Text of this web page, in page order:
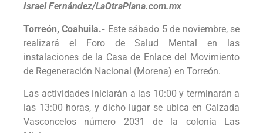
Israel Fernández/LaOtraPlana.com.mx
Torreón, Coahuila.- Este sábado 5 de noviembre, se
realizará el Foro de Salud Mental en las
instalaciones de la Casa de Enlace del Movimiento
de Regeneración Nacional (Morena) en Torreón.
Las actividades iniciarán a las 10:00 y terminarán a
las 13:00 horas, y dicho lugar se ubica en Calzada
Vasconcelos número 2031 de la colonia Las